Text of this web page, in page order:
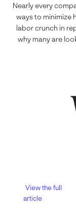
Nearly every
ways to minimize
labor crunch in
why many are
View the full
article